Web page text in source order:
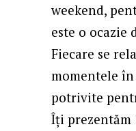
weekend,
este o ocazie
Fiecare se
momentele
potrivite
Îți prezentăm